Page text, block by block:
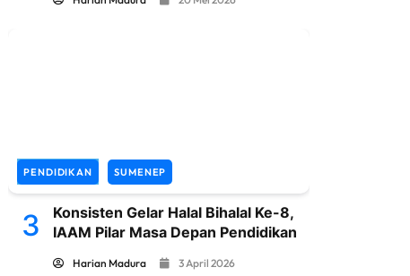
PENDIDIKAN SUMENEP
3
Konsisten Gelar Halal Bihalal Ke-8,
IAAM Pilar Masa Depan Pendidikan
Harian Madura 3 April 2026